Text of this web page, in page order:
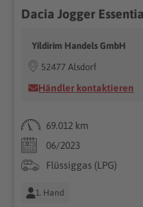
Yildirim Handels GmbH
52477 Alsdorf
Händler kontaktieren
69.012 km
06/2023
Flüssiggas (LPG)
1. Hand